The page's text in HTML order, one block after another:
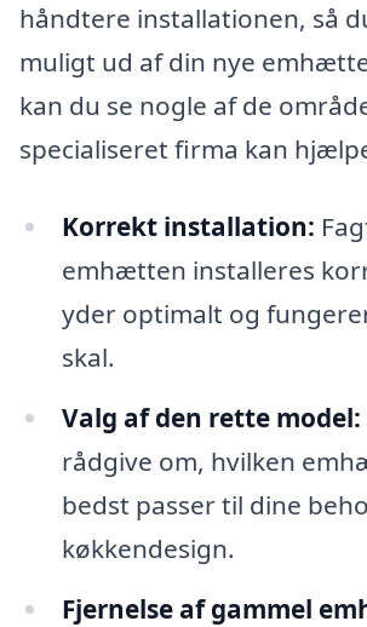
håndtere installationen, så
muligt ud af din nye
kan du se nogle af de
specialiseret firma kan
Korrekt installation:
emhætten installeres
yder optimalt og
skal.
Valg af den rette model:
rådgive om, hvilken
bedst passer til dine
køkkendesign.
Fjernelse af gammel